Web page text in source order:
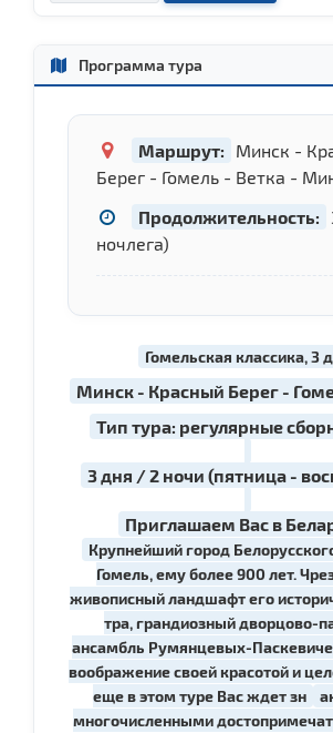
Программа тура
Маршрут:
Минск -
Берег - Гомель - Ветка -
Продолжительность:
ночлега)
Гомельская классика, 3
Минск - Красный Берег -
Тип тура: регулярные
3 дня / 2 ночи (пятница -
Приглашаем Вас в
Крупнейший го­род
Гомель, ему более 900 лет.
живописный ландшафт его
тра, грандиозный дворцово-
ансамбль Румянцевых-
воображение своей красотой и
еще в этом туре Вас ждет зн
многочисленными